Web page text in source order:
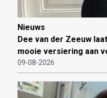
Nieuws
Dee van der Zeeuw
mooie versiering aan
09-08-2026